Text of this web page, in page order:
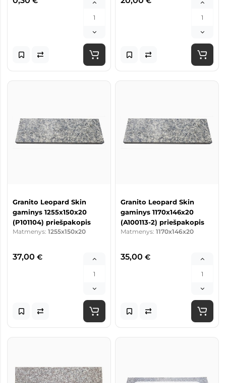
Granito Leopard Skin
gaminys 1255x150x20
(P101104) priešpakopis
Matmenys: 1255x150x20
37,00 €
Granito Leopard Skin
gaminys 1170x146x20
(A100113-2) priešpakopis
Matmenys: 1170x146x20
35,00 €